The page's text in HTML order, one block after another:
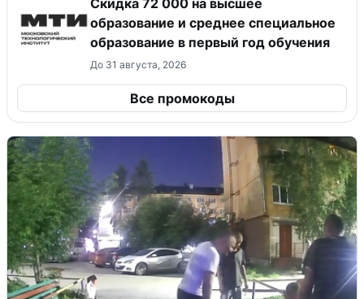
образование и среднее специальное
образование в первый год обучения
До 31 августа, 2026
Все промокоды